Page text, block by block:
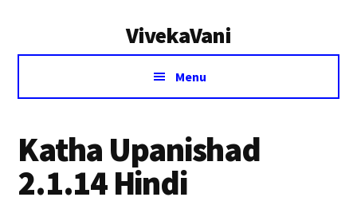
VivekaVani
Voice
Vivekananda
Menu
Katha Upanishad
2.1.14 Hindi